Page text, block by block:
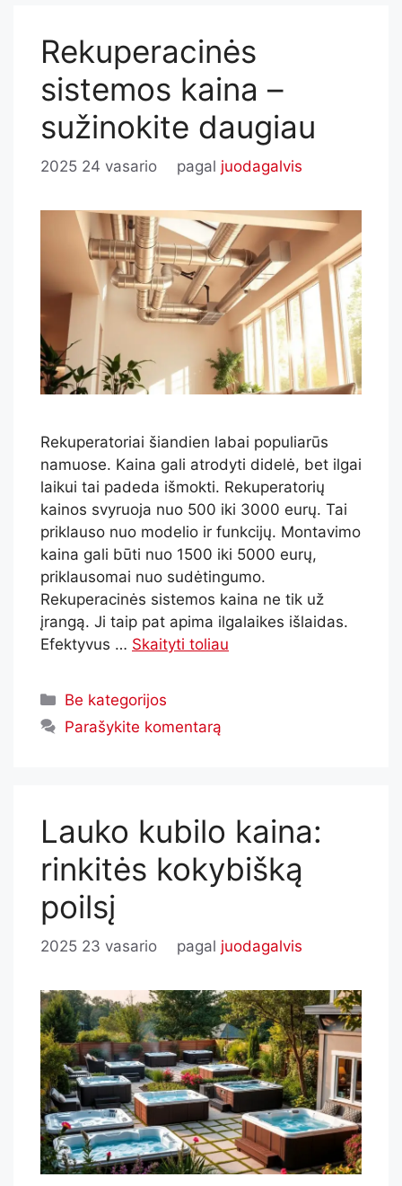
Rekuperacinės
sistemos kaina –
sužinokite daugiau
2025 24 vasario pagal juodagalvis
Rekuperatoriai šiandien labai populiarūs
namuose. Kaina gali atrodyti didelė, bet ilgai
laikui tai padeda išmokti. Rekuperatorių
kainos svyruoja nuo 500 iki 3000 eurų. Tai
priklauso nuo modelio ir funkcijų. Montavimo
kaina gali būti nuo 1500 iki 5000 eurų,
priklausomai nuo sudėtingumo.
Rekuperacinės sistemos kaina ne tik už
įrangą. Ji taip pat apima ilgalaikes išlaidas.
Efektyvus … Skaityti toliau
Be kategorijos
Parašykite komentarą
Lauko kubilo kaina:
rinkitės kokybišką
poilsį
2025 23 vasario pagal juodagalvis